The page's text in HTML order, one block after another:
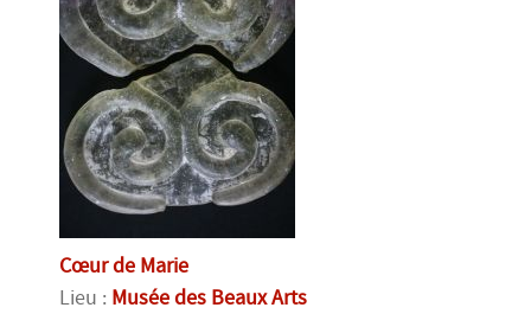
Cœur de Marie
Lieu : Musée des Beaux Arts